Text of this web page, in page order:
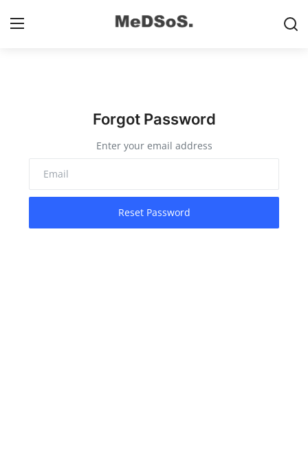
Forgot Password
Enter your email address
Reset Password